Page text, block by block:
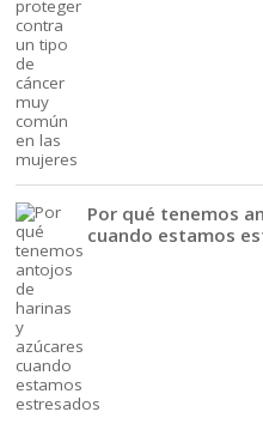
Por qué tenemos
cuando estamos